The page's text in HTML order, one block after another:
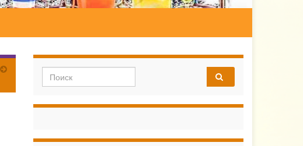
Search for: